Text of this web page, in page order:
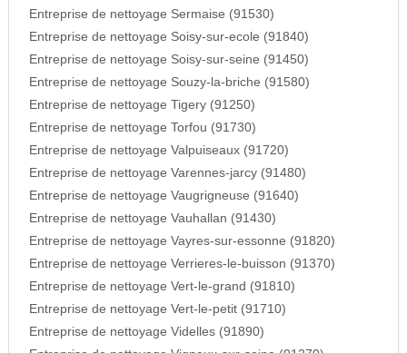
Entreprise de nettoyage Sermaise (91530)
Entreprise de nettoyage Soisy-sur-ecole (91840)
Entreprise de nettoyage Soisy-sur-seine (91450)
Entreprise de nettoyage Souzy-la-briche (91580)
Entreprise de nettoyage Tigery (91250)
Entreprise de nettoyage Torfou (91730)
Entreprise de nettoyage Valpuiseaux (91720)
Entreprise de nettoyage Varennes-jarcy (91480)
Entreprise de nettoyage Vaugrigneuse (91640)
Entreprise de nettoyage Vauhallan (91430)
Entreprise de nettoyage Vayres-sur-essonne (91820)
Entreprise de nettoyage Verrieres-le-buisson (91370)
Entreprise de nettoyage Vert-le-grand (91810)
Entreprise de nettoyage Vert-le-petit (91710)
Entreprise de nettoyage Videlles (91890)